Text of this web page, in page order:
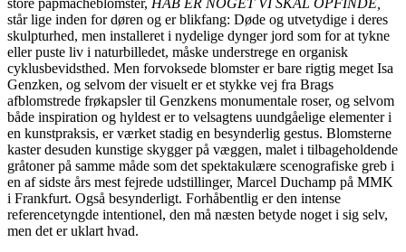
store papmachéblomster, HÅB ER NOGET VI SKAL OPFINDE,
står lige inden for døren og er blikfang: Døde og utvetydige i deres
skulpturhed, men installeret i nydelige dynger jord som for at tykne
eller puste liv i naturbilledet, måske understrege en organisk
cyklusbevidsthed. Men forvoksede blomster er bare rigtig meget Isa
Genzken, og selvom der visuelt er et stykke vej fra Brags
afblomstrede frøkapsler til Genzkens monumentale roser, og selvom
både inspiration og hyldest er to velsagtens uundgåelige elementer i
en kunstpraksis, er værket stadig en besynderlig gestus. Blomsterne
kaster desuden kunstige skygger på væggen, malet i tilbageholdende
gråtoner på samme måde som det spektakulære scenografiske greb i
en af sidste års mest fejrede udstillinger, Marcel Duchamp på MMK
i Frankfurt. Også besynderligt. Forhåbentlig er den intense
referencetyngde intentionel, den må næsten betyde noget i sig selv,
men det er uklart hvad.